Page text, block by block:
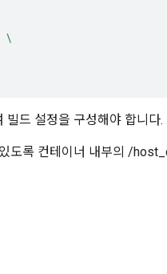
\
빌드 설정을 구성해야 합니다.
도록 컨테이너 내부의 /